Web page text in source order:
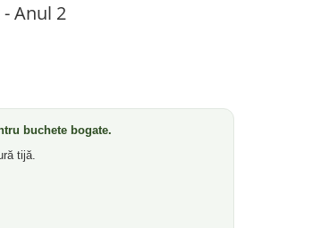
Anul 2
buchete bogate.
tijă.